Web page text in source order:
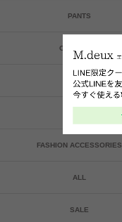
PANTS
ONE-PIECE
BAG
FASHION ACCESSORIES
ALL
SALE